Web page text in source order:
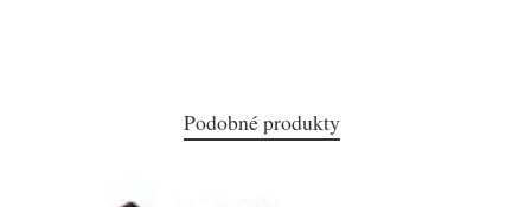
Podobné produkty